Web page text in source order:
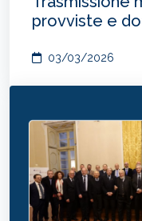
provviste e
03/03/2026